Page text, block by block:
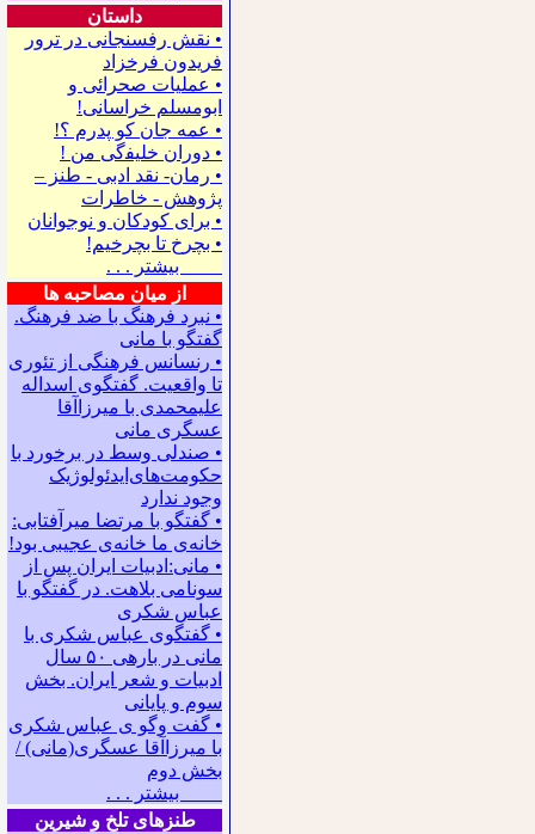
داستان
• نقش رفسنجانی در ترور
فریدون فرخزاد
• عملیات صحرائی و
ابومسلم خراسانی!
• ﻋﻤﻪ ﺟﺎﻥ ﻛﻮ ﭘﺪﺭﻡ ؟!
• ﺩﻭﺭﺍﻥ ﺧﻠﻴﻔگی ﻣﻦ !
• رمان- نقد ادبی - طنز –
پژوهش - خاطرات
• ﺑﺮﺍﻯ ﻛﻮﺩﻛﺎﻥ ﻭ ﻧﻮﺟﻮﺍﻧﺎﻥ
• بچرخ تا بچرخیم!
بیشتر . . .
از میان مصاحبه ها
• نبرد فرهنگ با ضد فرهنگ.
گفتگو با ﻣﺎﻧﻰ
• رنسانس فرهنگی ‌از تئوری
‌تا واقعیت. گفتگوی اسداله
علیمحمدی با میرزاآقا
عسگری ‌مانی
• صندلی وسط در برخورد با
حکومت‌های‌ایدئولوژیک
وجود ندارد
• گفتگو با مرتضا میرآفتابی:
ﺧﺎﻧﻪﻯ ﻣﺎ ﺧﺎﻧﻪﻯ ﻋﺠﻴﺒﻰ ﺑﻮﺩ!
• مانی:ادبیات ایران پس از
سونامی بلاهت. در گفتگو با
عباس شکری
• گفتگوی عباس شکری با
مانی در باره‍ی ۵۰ سال
ادبیات و شعر ایران. بخش
سوم و پایانی
• گفت وگو ی عباس شکری
با میرزاآقا عسگری(مانی) /
بخش دوم
بیشتر . . .
طنزهای تلخ و شیرین